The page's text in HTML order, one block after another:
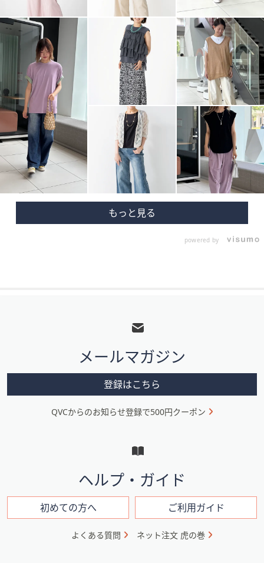
powered by
メ
ニ
ン
メールマガジン
登録はこちら
QVCからのお知らせ登録で500円クーポン
ヘルプ・ガイド
初めての方へ ご利用ガイド
よくある質問 ネット注文 虎の巻